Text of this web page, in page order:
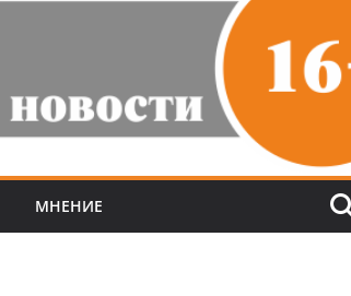
МНЕНИЕ